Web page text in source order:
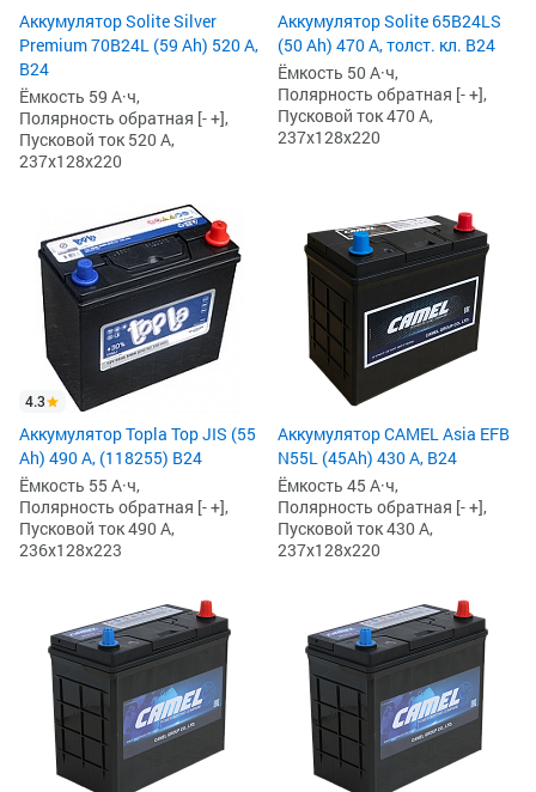
Аккумулятор Solite Silver
Premium 70B24L (59 Ah) 520 А,
B24
Ёмкость 59 А·ч,
Полярность обратная [- +],
Пусковой ток 520 А,
237x128x220
Аккумулятор Solite 65B24LS
(50 Ah) 470 А, толст. кл. B24
Ёмкость 50 А·ч,
Полярность обратная [- +],
Пусковой ток 470 А,
237x128x220
4.3
Аккумулятор Topla Top JIS (55
Ah) 490 А, (118255) B24
Ёмкость 55 А·ч,
Полярность обратная [- +],
Пусковой ток 490 А,
236x128x223
Аккумулятор CAMEL Asia EFB
N55L (45Ah) 430 А, B24
Ёмкость 45 А·ч,
Полярность обратная [- +],
Пусковой ток 430 А,
237x128x220